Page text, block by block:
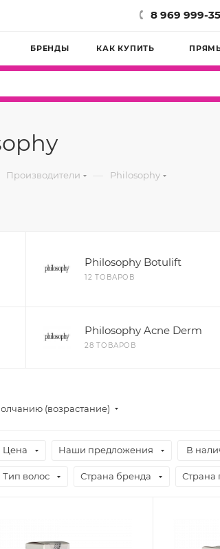
8 969 999-
БРЕНДЫ КАК КУПИТЬ
Производители — Philosophy
Philosophy Botulift
12 ТОВАРОВ
Philosophy Acne Derm
28 ТОВАРОВ
(возрастание)
Цена Наши предложения В
Тип волос Страна бренда Страна